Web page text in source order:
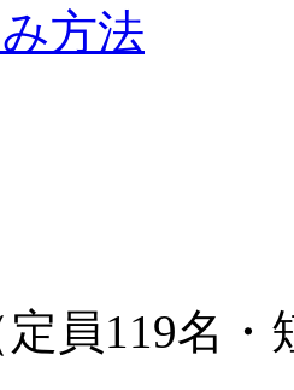
方法
定員119名